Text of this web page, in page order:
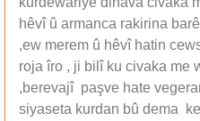
hêvî û armanca rakirina
,ew merem û hêvî hatin
roja îro , ji bilî ku civaka me
,berevajî paşve hate
siyaseta kurdan bû dema